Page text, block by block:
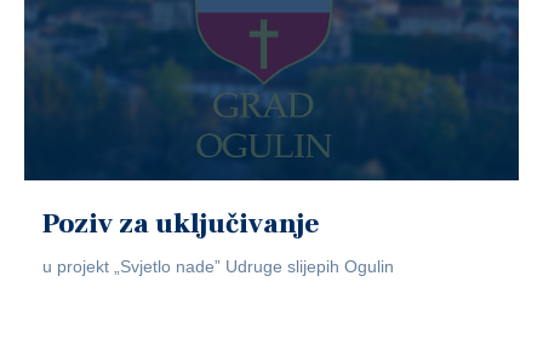
Poziv za uključivanje
u projekt „Svjetlo nade” Udruge slijepih Ogulin